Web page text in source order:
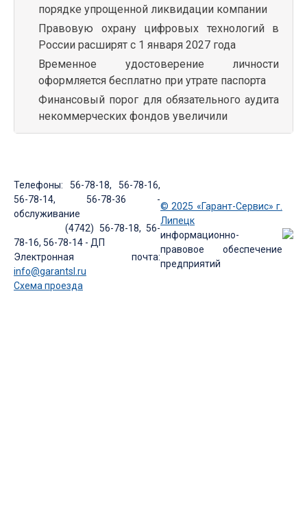
порядке упрощенной ликвидации компании
Правовую охрану цифровых технологий в
России расширят с 1 января 2027 года
Временное удостоверение личности
оформляется бесплатно при утрате паспорта
Финансовый порог для обязательного аудита
некоммерческих фондов увеличили
Телефоны: 56-78-18, 56-78-16,
56-78-14, 56-78-36 -
обслуживание
(4742) 56-78-18, 56-
78-16, 56-78-14 - ДП
Электронная почта:
info@garantsl.ru
Схема проезда
© 2025 «Гарант-Сервис» г.
Липецк
информационно-
правовое обеспечение
предприятий